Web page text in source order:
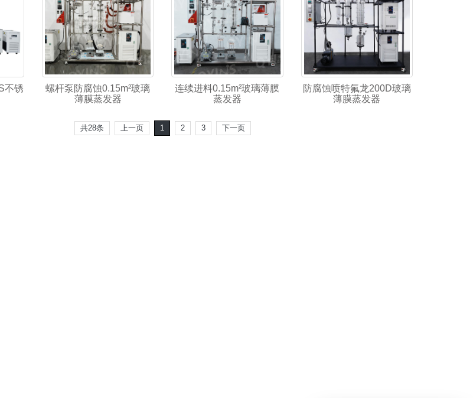
不锈
螺杆泵防腐蚀0.15m²玻璃
薄膜蒸发器
连续进料0.15m²玻璃薄膜
蒸发器
防腐蚀喷特氟龙200D玻璃
薄膜蒸发器
共28条 上一页 1 2 3 下一页